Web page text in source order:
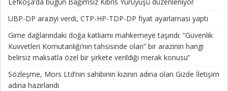
Lefkoşa’da bugün Bağımsız Kıbrıs Yürüyüşü düzenleniyor
UBP-DP araziyi verdi, CTP-HP-TDP-DP fiyat ayarlaması yaptı
Girne dağlarındaki doğa katliamı mahkemeye taşındı: “Güvenlik
Kuvvetleri Komutanlığı’nın tahsisinde olan” bir arazinin hangi
belirsiz maksatla özel bir şirkete verildiği merak konusu”
Sözleşme, Mors Ltd’nin sahibinin kızının adına olan Gizde İletişim
adına hazırlandı